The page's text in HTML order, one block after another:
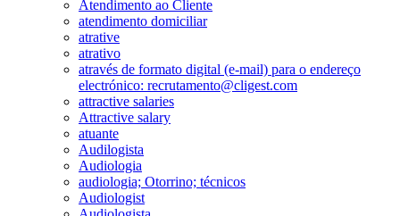
Atendimento ao Cliente
atendimento domiciliar
atrative
atrativo
através de formato digital (e-mail) para o endereço
electrónico: recrutamento@cligest.com
attractive salaries
Attractive salary
atuante
Audilogista
Audiologia
audiologia; Otorrino; técnicos
Audiologist